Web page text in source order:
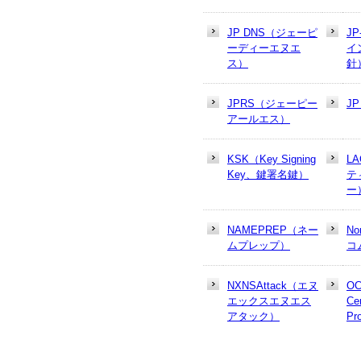
JP DNS（ジェーピ
ーディーエヌエ
ス）
イ
針
JPRS（ジェーピー
アールエス）
JP
KSK（Key Signing
Key、鍵署名鍵）
テ
ー
NAMEPREP（ネー
ムプレップ）
コ
NXNSAttack（エヌ
エックスエヌエス
アタック）